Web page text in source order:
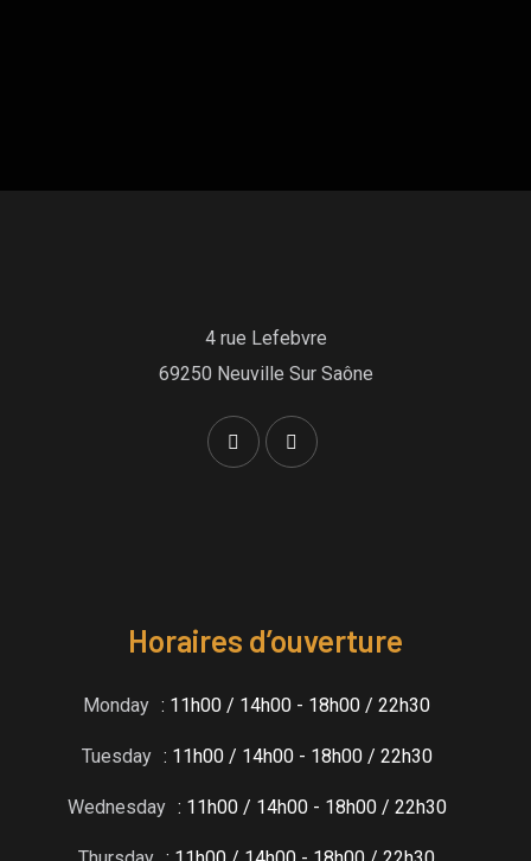
4 rue Lefebvre
69250 Neuville Sur Saône
Horaires d’ouverture
Monday : 11h00 / 14h00 - 18h00 / 22h30
Tuesday : 11h00 / 14h00 - 18h00 / 22h30
Wednesday : 11h00 / 14h00 - 18h00 / 22h30